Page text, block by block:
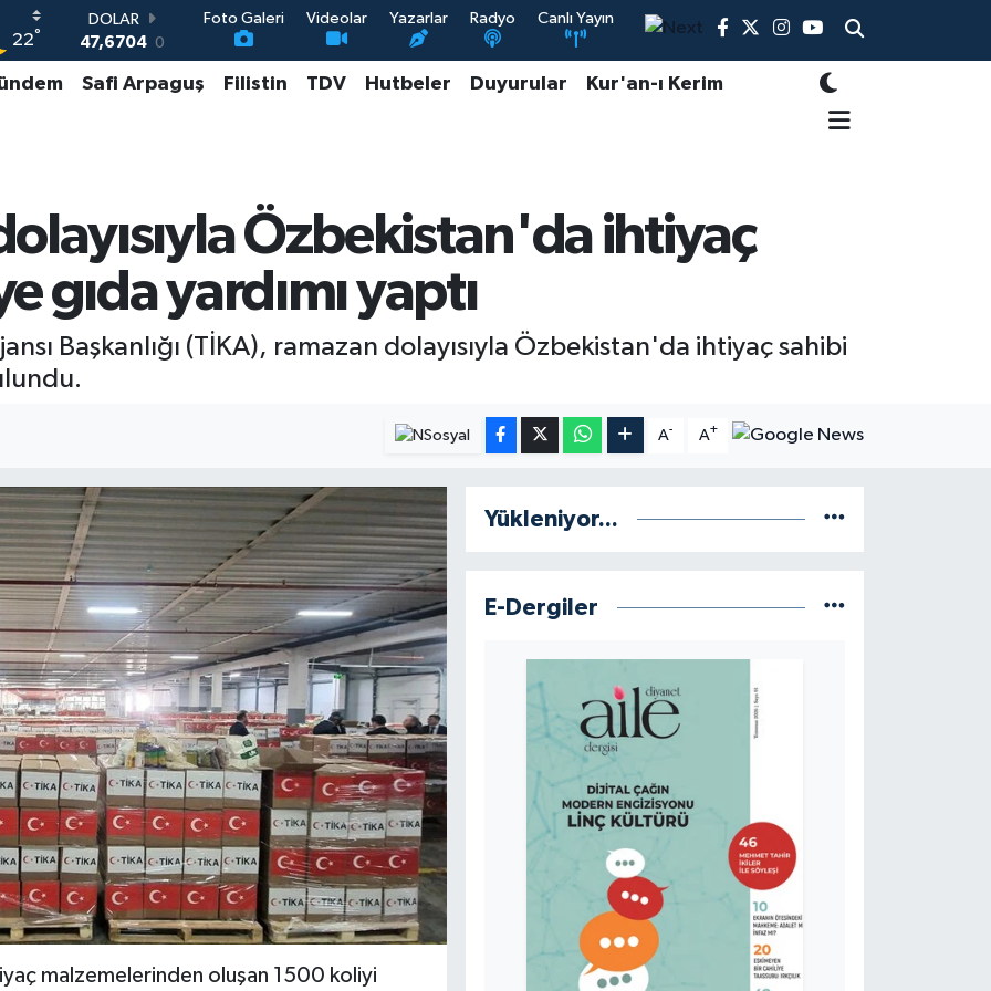
22°
DOLAR
47,6704 0
EURO
55,0406 -0.08
13.799 70
Foto Galeri Videolar Yazarlar Radyo Canlı Yayın
Safi Arpaguş Filistin TDV Hutbeler Duyurular Kur'an-ı Kerim
Özbekistan'da ihtiyaç
gıda yardımı yaptı
Başkanlığı (TİKA), ramazan dolayısıyla Özbekistan'da ihtiyaç sahibi
A- A+
malzemelerinden oluşan 1500 koliyi
Yükleniyor...
E-Dergiler